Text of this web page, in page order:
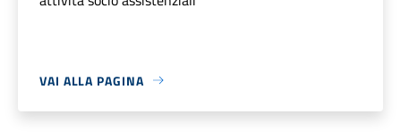
VAI ALLA PAGINA